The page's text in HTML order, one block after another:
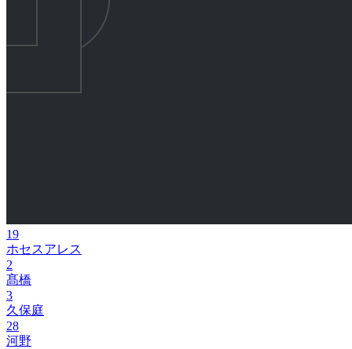
19
ホセスアレス
2
髙橋
3
久保庭
28
河野